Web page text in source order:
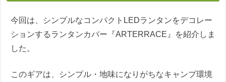
今回は、シンプルなコンパクトLEDランタンをデコレー
ションするランタンカバー『ARTERRACE』を紹介しま
した。
このギアは、シンプル・地味になりがちなキャンプ環境